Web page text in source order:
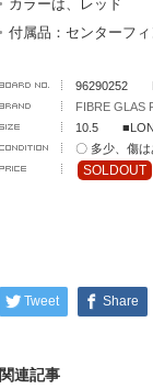
カラーは、レッド
付属品：センターフィ
96290252
FIBRE GLAS
10.5
〇 多少、傷
SOLDOUT
Tweet Share
関連記事